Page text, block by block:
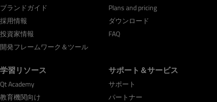
ブランドガイド
採用情報
投資家情報
開発フレームワーク＆ツール
Plans and pricing
ダウンロード
FAQ
学習リソース
Qt Academy
教育機関向け
サポート＆サービス
サポート
パートナー